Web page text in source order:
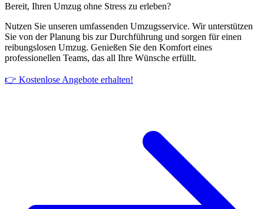
Bereit, Ihren Umzug ohne Stress zu erleben?
Nutzen Sie unseren umfassenden Umzugsservice. Wir unterstützen
Sie von der Planung bis zur Durchführung und sorgen für einen
reibungslosen Umzug. Genießen Sie den Komfort eines
professionellen Teams, das all Ihre Wünsche erfüllt.
👉 Kostenlose Angebote erhalten!